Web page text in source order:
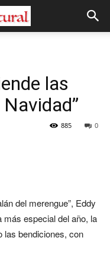
las
0
885
del merengue”, Eddy
más especial del año, la
las bendiciones, con